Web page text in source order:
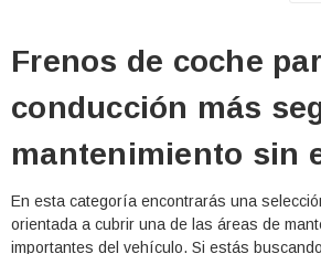
Frenos de coche
conducción más
mantenimiento sin
En esta categoría encontrarás una
orientada a cubrir una de las áreas de
importantes del vehículo. Si estás buscando